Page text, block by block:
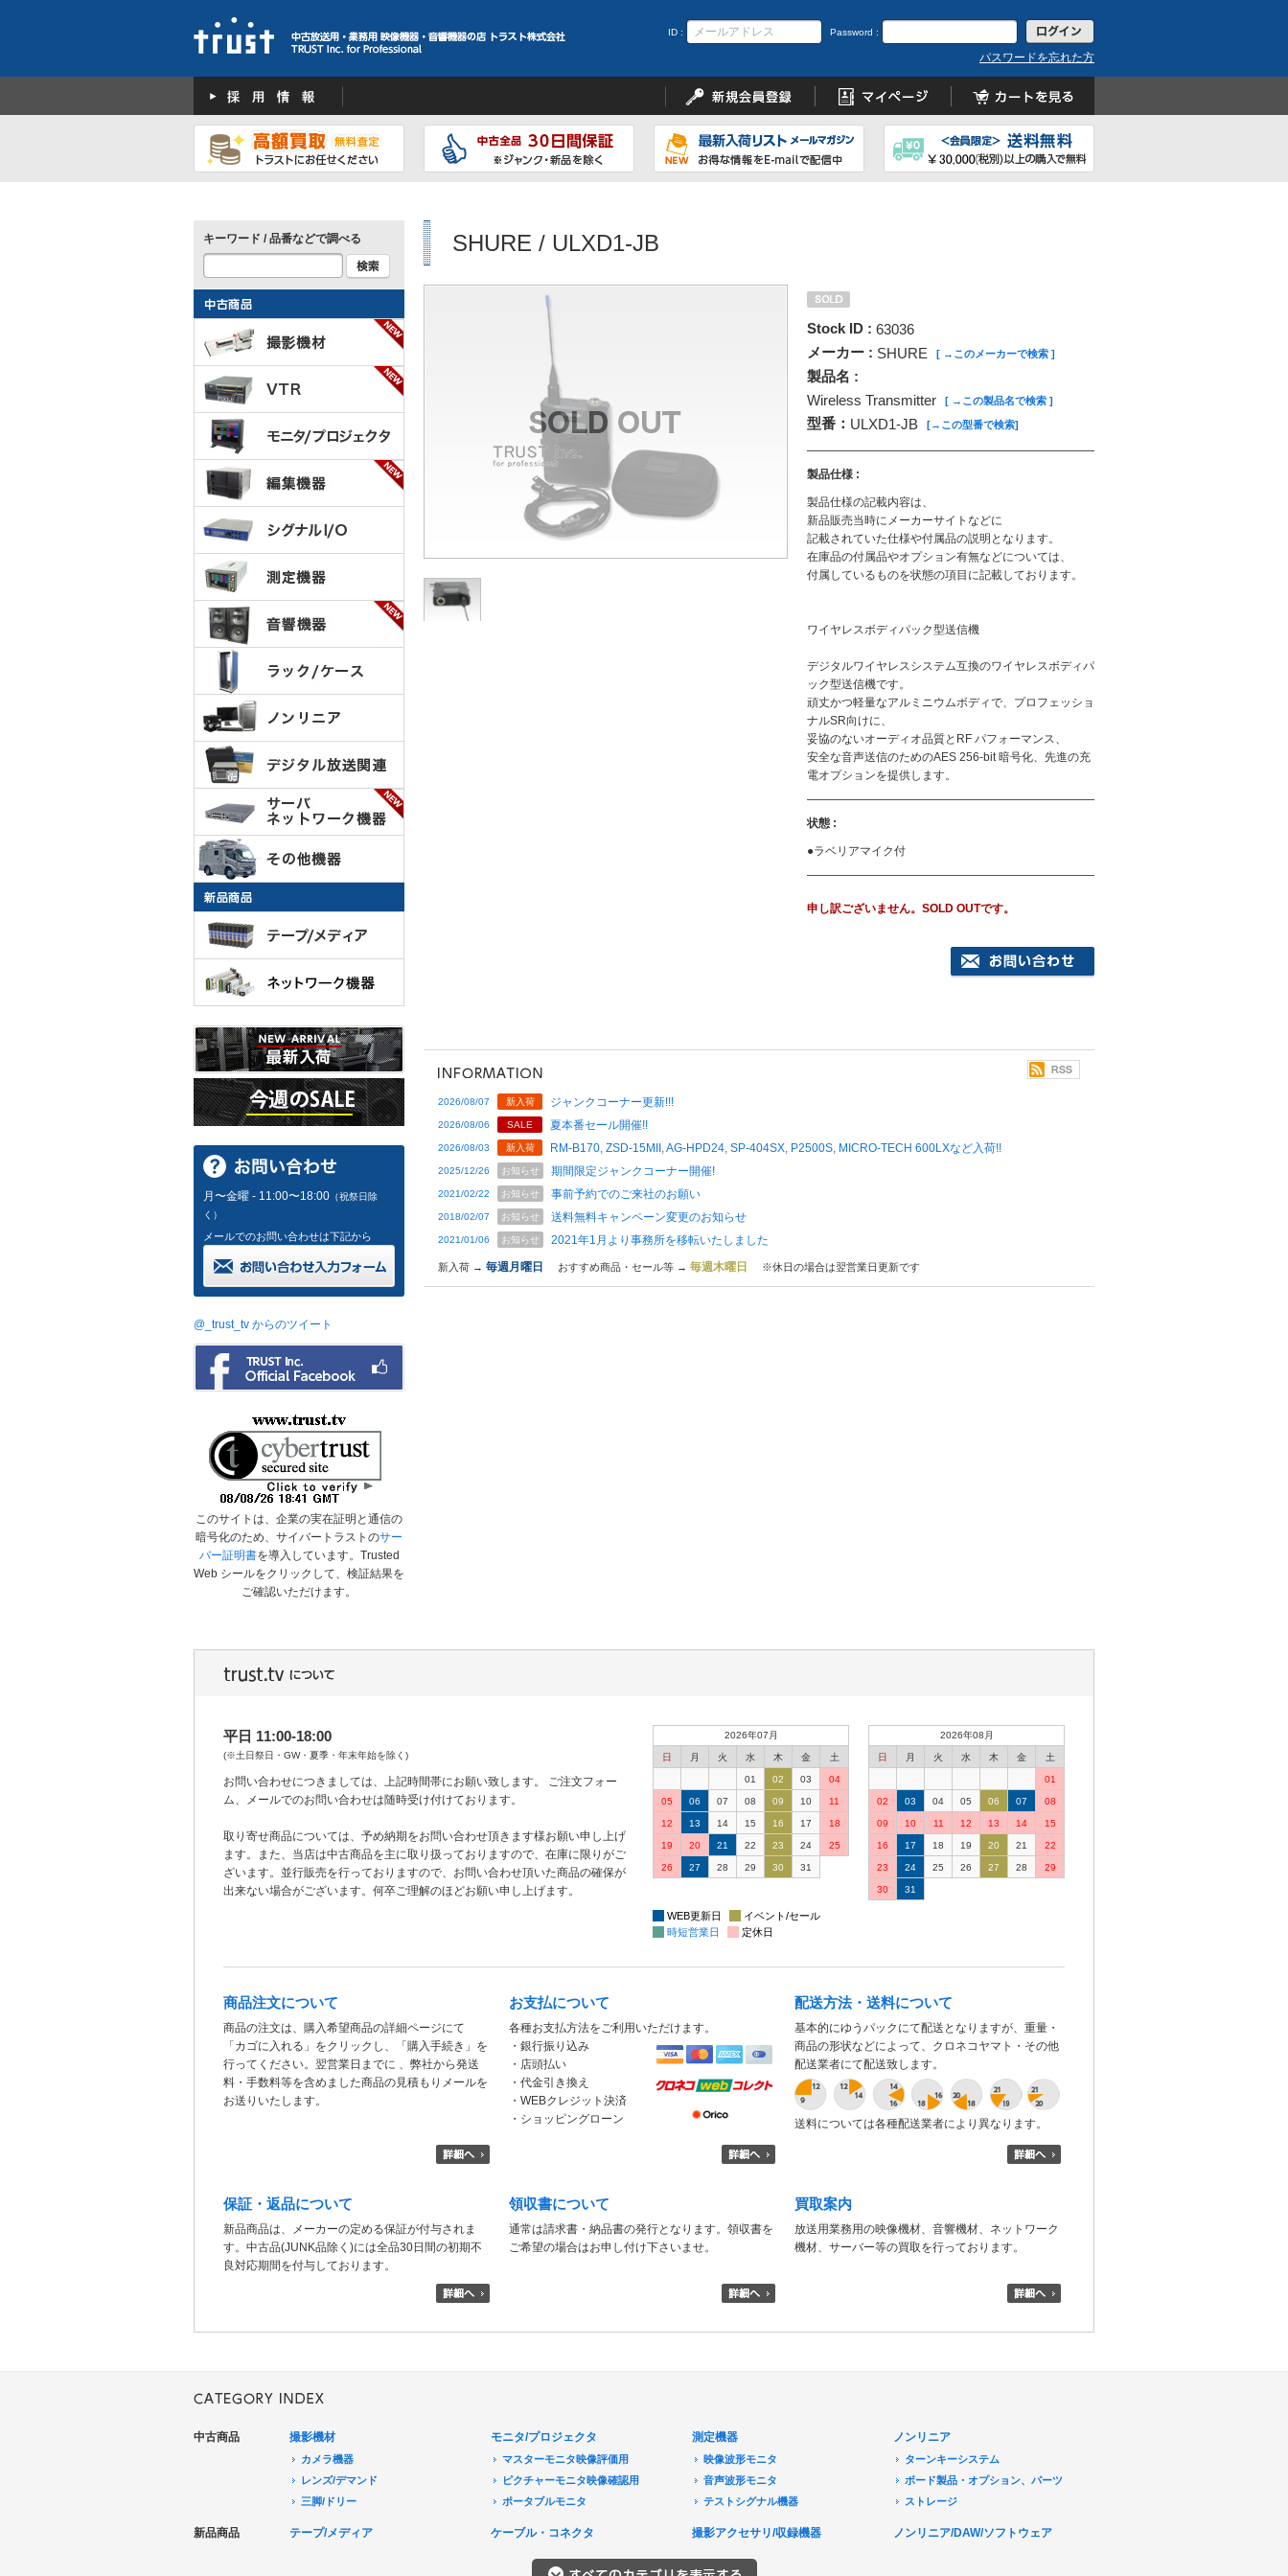
ID : Password :
パスワードを忘れた方
SHURE / ULXD1-JB
Stock ID : 63036
メーカー : SHURE [ →このメーカーで検索 ]
製品名 :
Wireless Transmitter
[ →この製品名で検索 ]
型番： ULXD1-JB [→この型番で検索]
製品仕様 :
製品仕様の記載内容は、
新品販売当時にメーカーサイトなどに
記載されていた仕様や付属品の説明となります。
在庫品の付属品やオプション有無などについては、
付属しているものを状態の項目に記載しております。
ワイヤレスボディパック型送信機
デジタルワイヤレスシステム互換のワイヤレスボディパ
ック型送信機です。
頑丈かつ軽量なアルミニウムボディで、プロフェッショ
ナルSR向けに、
妥協のないオーディオ品質とRF パフォーマンス、
安全な音声送信のためのAES 256-bit 暗号化、先進の充
電オプションを提供します。
状態 :
●ラベリアマイク付
申し訳ございません。 SOLD OUTです。
2026/08/07 新入荷 ジャンクコーナー更新!!!
2026/08/06 SALE 夏本番セール開催!!
2026/08/03 新入荷 RM-B170, ZSD-15MII, AG-HPD24, SP-404SX, P2500S, MICRO-TECH 600LXなど入荷!!
2025/12/26 お知らせ 期間限定ジャンクコーナー開催!
2021/02/22 お知らせ 事前予約でのご来社のお願い
2018/02/07 お知らせ 送料無料キャンペーン変更のお知らせ
2021/01/06 お知らせ 2021年1月より事務所を移転いたしました
新入荷 → 毎週月曜日 おすすめ商品・セール等 → 毎週木曜日 ※休日の場合は翌営業日更新です
キーワード / 品番などで調べる
月〜金曜 - 11:00〜18:00 （祝祭日除
く）
メールでのお問い合わせは下記から
@_trust_tv からのツイート
このサイトは、企業の実在証明と通信の
暗号化のため、サイバートラストのサー
バー証明書を導入しています。Trusted
Web シールをクリックして、検証結果を
ご確認いただけます。
平日 11:00-18:00
(※土日祭日・GW・夏季・年末年始を除く)
お問い合わせにつきましては、上記時間帯にお願い致します。 ご注文フォー
ム、メールでのお問い合わせは随時受け付けております。
取り寄せ商品については、予め納期をお問い合わせ頂きます様お願い申し上げ
ます。また、当店は中古商品を主に取り扱っておりますので、在庫に限りがご
ざいます。並行販売を行っておりますので、お問い合わせ頂いた商品の確保が
出来ない場合がございます。何卒ご理解のほどお願い申し上げます。
2026年07月
日 月 火 水 木 金 土
01 02 03 04
05 06 07 08 09 10 11
12 13 14 15 16 17 18
19 20 21 22 23 24 25
26 27 28 29 30 31
2026年08月
日 月 火 水 木 金 土
01
02 03 04 05 06 07 08
09 10 11 12 13 14 15
16 17 18 19 20 21 22
23 24 25 26 27 28 29
30 31
WEB更新日
イベント/セール
時短営業日
定休日
商品注文について
商品の注文は、購入希望商品の詳細ページにて
「カゴに入れる」をクリックし、「購入手続き」を
行ってください。翌営業日までに 、弊社から発送
料・手数料等を含めました商品の見積もりメールを
お送りいたします。
お支払について
各種お支払方法をご利用いただけます。
・銀行振り込み
・店頭払い
・代金引き換え
・WEBクレジット決済
・ショッピングローン
配送方法・送料について
基本的にゆうパックにて配送となりますが、重量・
商品の形状などによって、クロネコヤマト・その他
配送業者にて配送致します。
送料については各種配送業者により異なります。
保証・返品について
新品商品は、メーカーの定める保証が付与されま
す。中古品(JUNK品除く)には全品30日間の初期不
良対応期間を付与しております。
領収書について
通常は請求書・納品書の発行となります。領収書を
ご希望の場合はお申し付け下さいませ。
買取案内
放送用業務用の映像機材、音響機材、ネットワーク
機材、サーバー等の買取を行っております。
中古商品 撮影機材
カメラ機器
レンズ/デマンド
三脚/ドリー
モニタ/プロジェクタ
マスターモニタ映像評価用
ピクチャーモニタ映像確認用
ポータブルモニタ
プロジェクタ
測定機器
映像波形モニタ
音声波形モニタ
テストシグナル機器
レコーダ/プレーヤ
ノンリニア
ターンキーシステム
ボード製品・オプション、パーツ
ストレージ
新品商品 テープ/メディア ケーブル・コネクタ 撮影アクセサリ/収録機器 ノンリニア/DAW/ソフトウェア